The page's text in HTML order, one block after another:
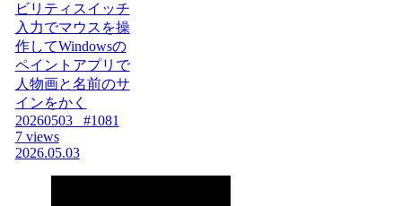
ビリティスイッチ
入力でマウスを操
作してWindowsの
ペイントアプリで
人物画と名前のサ
インをかく
20260503_ #1081
7 views
2026.05.03